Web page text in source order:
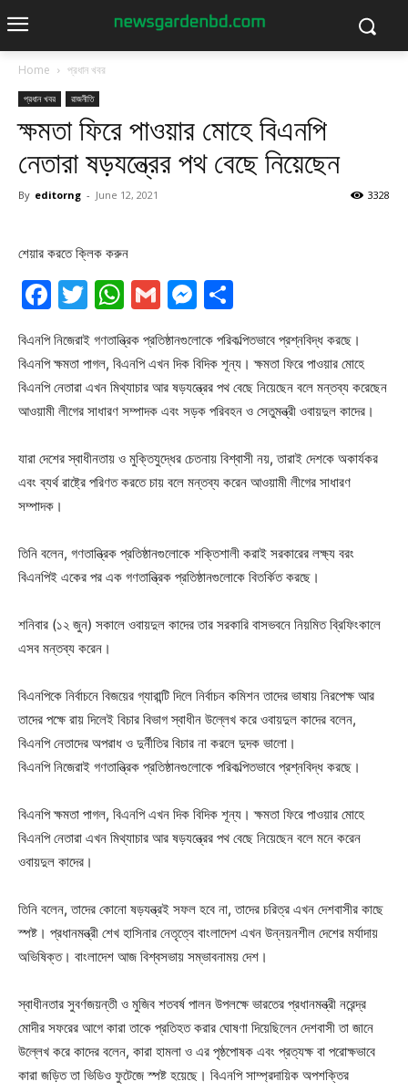
Home প্রধান খবর
প্রধান খবর রাজনীতি
ক্ষমতা ফিরে পাওয়ার মোহে বিএনপি
নেতারা ষড়যন্ত্রের পথ বেছে নিয়েছেন
By editorng - June 12, 2021 3328
শেয়ার করতে ক্লিক করুন
Facebook
Twitter
WhatsApp
GmailMessenger
বিএনপি নিজেরাই গণতান্ত্রিক প্রতিষ্ঠানগুলোকে পরিকল্পিতভাবে প্রশ্নবিদ্ধ করছে।
বিএনপি ক্ষমতা পাগল, বিএনপি এখন দিক বিদিক শূন্য। ক্ষমতা ফিরে পাওয়ার মোহে
বিএনপি নেতারা এখন মিথ্যাচার আর ষড়যন্ত্রের পথ বেছে নিয়েছেন বলে মন্তব্য করেছেন
আওয়ামী লীগের সাধারণ সম্পাদক এবং সড়ক পরিবহন ও সেতুমন্ত্রী ওবায়দুল কাদের।
যারা দেশের স্বাধীনতায় ও মুক্তিযুদ্ধের চেতনায় বিশ্বাসী নয়, তারাই দেশকে অকার্যকর
এবং ব্যর্থ রাষ্ট্রে পরিণত করতে চায় বলে মন্তব্য করেন আওয়ামী লীগের সাধারণ
সম্পাদক।
তিনি বলেন, গণতান্ত্রিক প্রতিষ্ঠানগুলোকে শক্তিশালী করাই সরকারের লক্ষ্য বরং
বিএনপিই একের পর এক গণতান্ত্রিক প্রতিষ্ঠানগুলোকে বিতর্কিত করছে।
শনিবার (১২ জুন) সকালে ওবায়দুল কাদের তার সরকারি বাসভবনে নিয়মিত ব্রিফিংকালে
এসব মন্তব্য করেন।
বিএনপিকে নির্বাচনে বিজয়ের গ্যারান্টি দিলে নির্বাচন কমিশন তাদের ভাষায় নিরপেক্ষ আর
তাদের পক্ষে রায় দিলেই বিচার বিভাগ স্বাধীন উল্লেখ করে ওবায়দুল কাদের বলেন,
বিএনপি নেতাদের অপরাধ ও দুর্নীতির বিচার না করলে দুদক ভালো।
বিএনপি নিজেরাই গণতান্ত্রিক প্রতিষ্ঠানগুলোকে পরিকল্পিতভাবে প্রশ্নবিদ্ধ করছে।
বিএনপি ক্ষমতা পাগল, বিএনপি এখন দিক বিদিক শূন্য। ক্ষমতা ফিরে পাওয়ার মোহে
বিএনপি নেতারা এখন মিথ্যাচার আর ষড়যন্ত্রের পথ বেছে নিয়েছেন বলে মনে করেন
ওবায়দুল কাদের।
তিনি বলেন, তাদের কোনো ষড়যন্ত্রই সফল হবে না, তাদের চরিত্র এখন দেশবাসীর কাছে
স্পষ্ট। প্রধানমন্ত্রী শেখ হাসিনার নেতৃত্বে বাংলাদেশ এখন উন্নয়নশীল দেশের মর্যাদায়
অভিষিক্ত। বাংলাদেশ আজ বিশ্বসভায় সম্ভাবনাময় দেশ।
স্বাধীনতার সুবর্ণজয়ন্তী ও মুজিব শতবর্ষ পালন উপলক্ষে ভারতের প্রধানমন্ত্রী নরেন্দ্র
মোদীর সফরের আগে কারা তাকে প্রতিহত করার ঘোষণা দিয়েছিলেন দেশবাসী তা জানে
উল্লেখ করে কাদের বলেন, কারা হামলা ও এর পৃষ্ঠপোষক এবং প্রত্যক্ষ বা পরোক্ষভাবে
কারা জড়িত তা ভিডিও ফুটেজে স্পষ্ট হয়েছে। বিএনপি সাম্প্রদায়িক অপশক্তির